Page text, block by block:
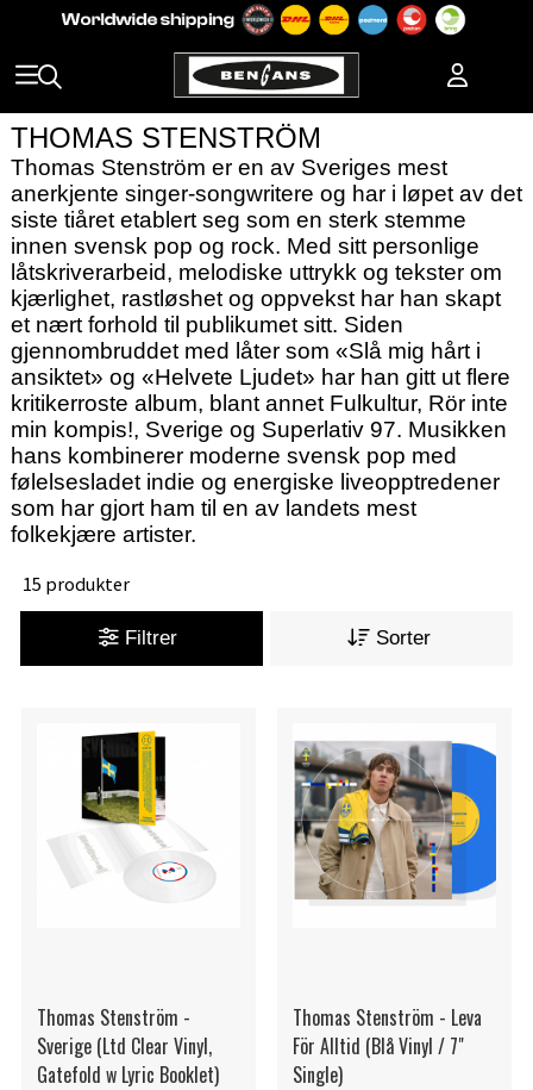
THOMAS STENSTRÖM
Thomas Stenström er en av Sveriges mest
anerkjente singer-songwritere og har i løpet av det
siste tiåret etablert seg som en sterk stemme
innen svensk pop og rock. Med sitt personlige
låtskriverarbeid, melodiske uttrykk og tekster om
kjærlighet, rastløshet og oppvekst har han skapt
et nært forhold til publikumet sitt. Siden
gjennombruddet med låter som «Slå mig hårt i
ansiktet» og «Helvete Ljudet» har han gitt ut flere
kritikerroste album, blant annet Fulkultur, Rör inte
min kompis!, Sverige og Superlativ 97. Musikken
hans kombinerer moderne svensk pop med
følelsesladet indie og energiske liveopptredener
som har gjort ham til en av landets mest
folkekjære artister.
15 produkter
Filtrer Sorter
Thomas Stenström -
Sverige (Ltd Clear Vinyl,
Gatefold w Lyric Booklet)
Thomas Stenström - Leva
För Alltid (Blå Vinyl / 7"
Single)